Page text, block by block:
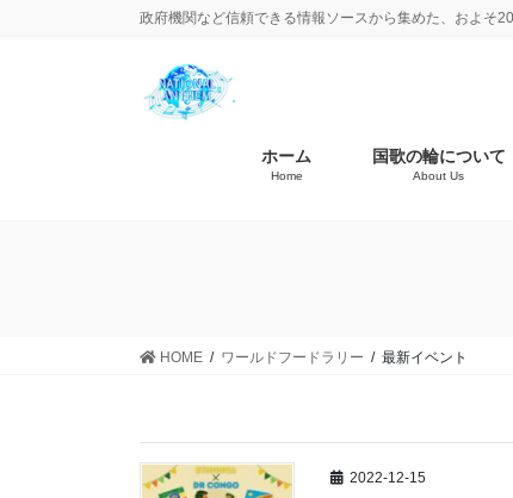
政府機関など信頼できる情報ソースから集めた、およそ
ホーム
Home
国歌の輪について
About Us
HOME ワールドフードラリー 最新イベント
2022-12-15